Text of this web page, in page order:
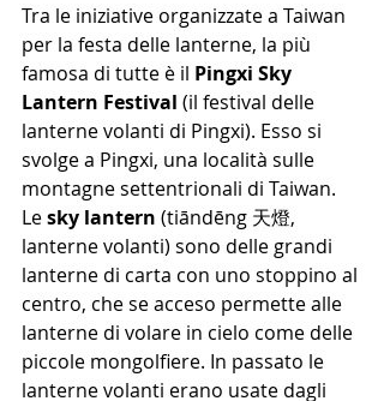
Tra le iniziative organizzate a Taiwan
per la festa delle lanterne, la più
famosa di tutte è il Pingxi Sky
Lantern Festival (il festival delle
lanterne volanti di Pingxi). Esso si
svolge a Pingxi, una località sulle
montagne settentrionali di Taiwan.
Le sky lantern (tiāndēng 天燈,
lanterne volanti) sono delle grandi
lanterne di carta con uno stoppino al
centro, che se acceso permette alle
lanterne di volare in cielo come delle
piccole mongolfiere. In passato le
lanterne volanti erano usate dagli